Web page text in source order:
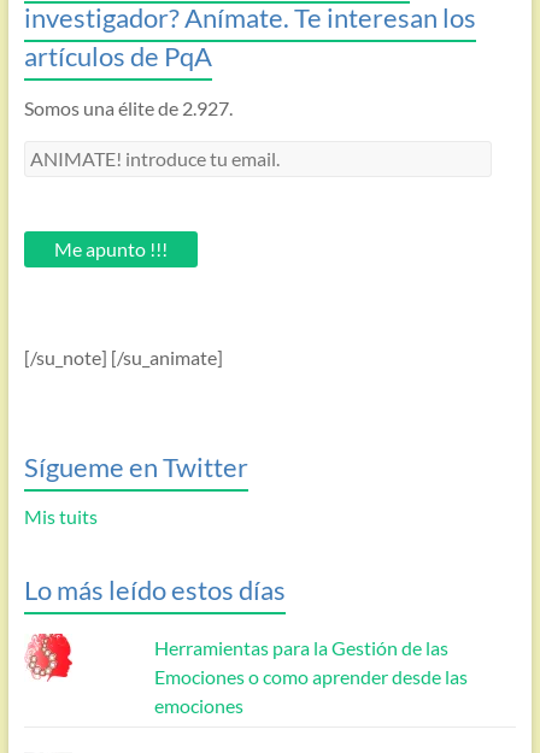
investigador? Anímate. Te interesan los
artículos de PqA
Somos una élite de 2.927.
ANIMATE!
email.Me apunto !!!
[/su_note] [/su_animate]
Sígueme en Twitter
Mis tuits
Lo más leído estos días
Herramientas para la Gestión de las
Emociones o como aprender desde las
emociones